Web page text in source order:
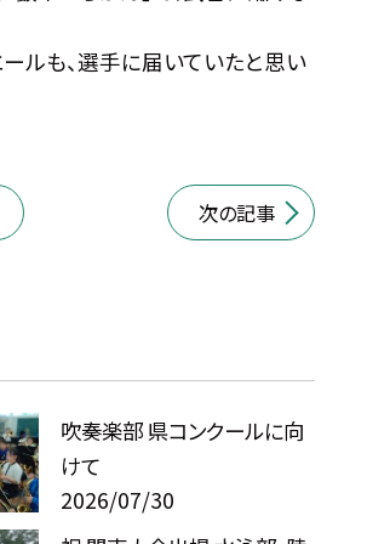
ルも、選手に届いていたと思い
次の記事
吹奏楽部 県コンクールに向
けて
2026/07/30